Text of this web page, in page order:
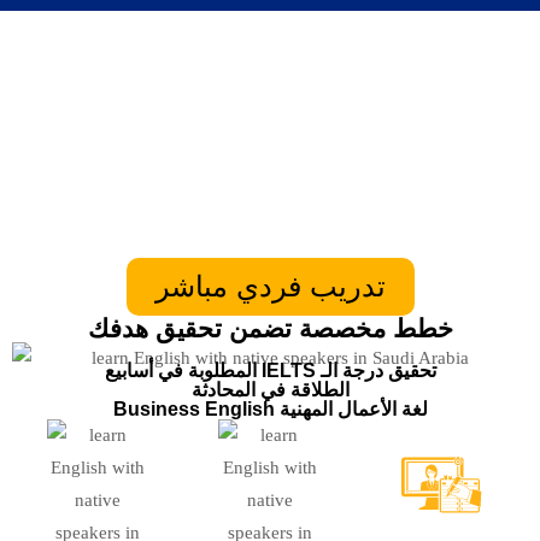
تدريب فردي مباشر
خطط مخصصة تضمن تحقيق هدفك
المطلوبة في أسابيع IELTS تحقيق درجة الـ
الطلاقة في المحادثة
Business English لغة الأعمال المهنية